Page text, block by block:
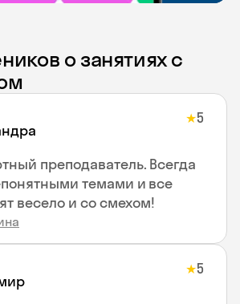
о занятиях с
★5
преподаватель. Всегда
темами и все
весело и со смехом!
★5